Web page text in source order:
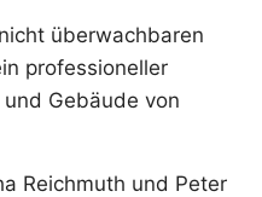
überwachbaren
professioneller
Gebäude von
Reichmuth und Peter